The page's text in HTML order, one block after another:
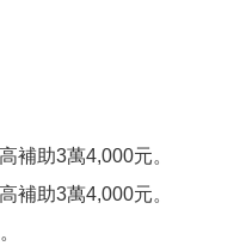
補助3萬4,000元。
補助3萬4,000元。